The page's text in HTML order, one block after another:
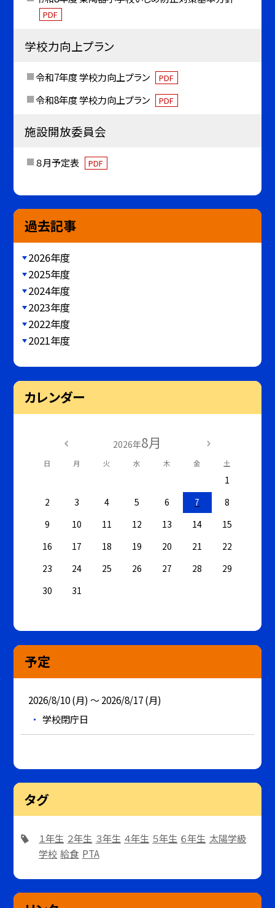
PDF
学校力向上プラン
令和7年度 学校力向上プラン PDF
令和8年度 学校力向上プラン PDF
施設開放委員会
８月予定表 PDF
過去記事
2026年度
2025年度
2024年度
2023年度
2022年度
2021年度
カレンダー
2026年8月
日 月 火 水 木 金 土
1
2
3 4 5 6 7
8
9
10 11 12 13 14
15
16
17 18 19 20 21
22
23
24 25 26 27 28
29
30
31
予定
2026/8/10 (月) ～ 2026/8/17 (月)
学校閉庁日
タグ
１年生 ２年生 ３年生 ４年生 ５年生 ６年生 太陽学級
学校 給食 PTA